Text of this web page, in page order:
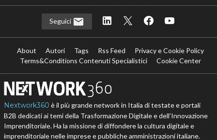
Seguici
About Autori Tags Rss Feed
Privacy e Cookie Policy
Terms&Conditions Contenuti Specialistici
Cookie Center
Nextwork360 è il più grande network in Italia di testate e portali
B2B dedicati ai temi della Trasformazione Digitale e dell’Innovazione
Imprenditoriale. Ha la missione di diffondere la cultura digitale e
imprenditoriale nelle imprese e pubbliche amministrazioni italiane.